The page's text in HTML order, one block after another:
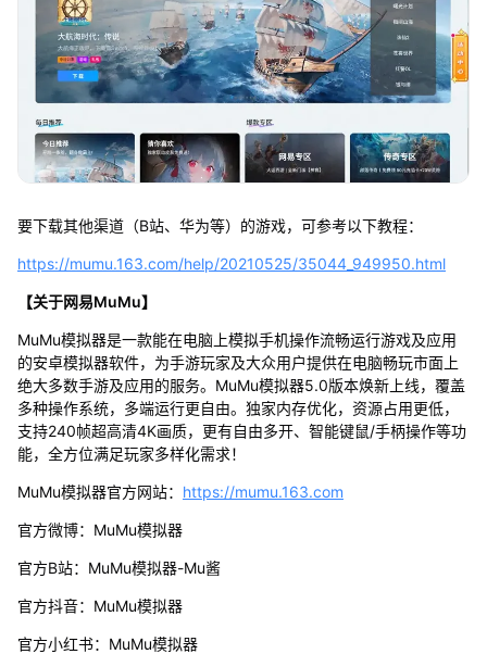
要下载其他渠道（B站、华为等）的游戏，可参考以下教程：
https://mumu.163.com/help/20210525/35044_949950.html
【关于网易MuMu】
MuMu模拟器是一款能在电脑上模拟手机操作流畅运行游戏及应用
的安卓模拟器软件，为手游玩家及大众用户提供在电脑畅玩市面上
绝大多数手游及应用的服务。MuMu模拟器5.0版本焕新上线，覆盖
多种操作系统，多端运行更自由。独家内存优化，资源占用更低，
支持240帧超高清4K画质，更有自由多开、智能键鼠/手柄操作等功
能，全方位满足玩家多样化需求！
MuMu模拟器官方网站： https://mumu.163.com
官方微博：MuMu模拟器
官方B站：MuMu模拟器-Mu酱
官方抖音：MuMu模拟器
官方小红书：MuMu模拟器